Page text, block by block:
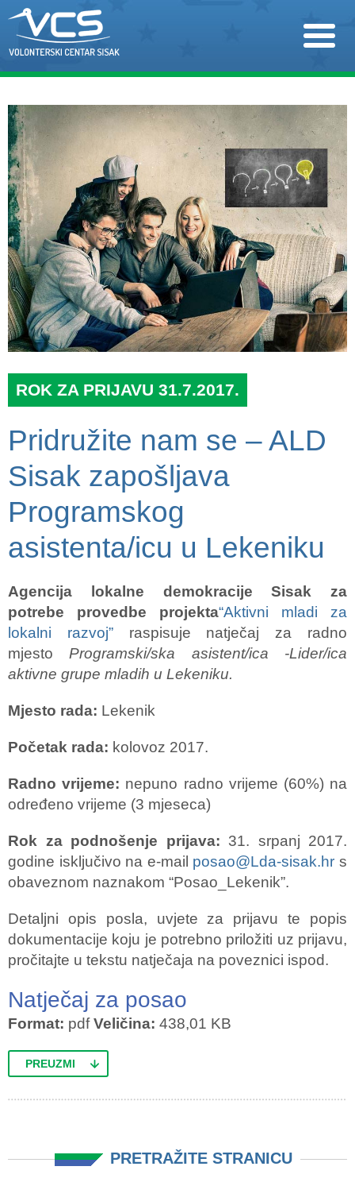
ROK ZA PRIJAVU 31.7.2017.
Pridružite nam se – ALD
Sisak zapošljava
Programskog
asistenta/icu u Lekeniku
Agencija lokalne demokracije Sisak za
potrebe provedbe projekta“Aktivni mladi za
lokalni razvoj”raspisuje natječaj za radno
mjesto Programski/ska asistent/ica -Lider/ica
aktivne grupe mladih u Lekeniku.
Mjesto rada: Lekenik
Početak rada: kolovoz 2017.
Radno vrijeme: nepuno radno vrijeme (60%) na
određeno vrijeme (3 mjeseca)
Rok za podnošenje prijava: 31. srpanj 2017.
godine isključivo na e-mail posao@Lda-sisak.hr s
obaveznom naznakom “Posao_Lekenik”.
Detaljni opis posla, uvjete za prijavu te popis
dokumentacije koju je potrebno priložiti uz prijavu,
pročitajte u tekstu natječaja na poveznici ispod.
Natječaj za posao
Format: pdfVeličina: 438,01 KB
PREUZMI
PRETRAŽITE STRANICU